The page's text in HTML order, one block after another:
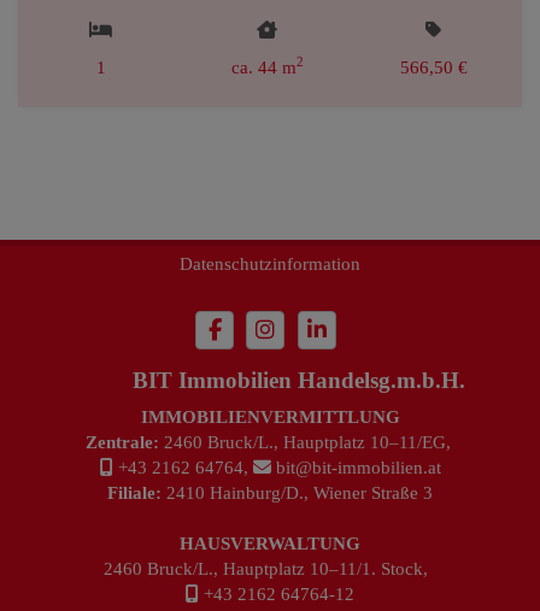
1 ca. 44 m2 566,50 €
Datenschutzinformation
BIT Immobilien Handelsg.m.b.H.
IMMOBILIENVERMITTLUNG
Zentrale: 2460 Bruck/L., Hauptplatz 10–11/EG,
+43 2162 64764,
bit@bit-immobilien.at
Filiale: 2410 Hainburg/D., Wiener Straße 3
HAUSVERWALTUNG
2460 Bruck/L., Hauptplatz 10–11/1. Stock,
+43 2162 64764-12